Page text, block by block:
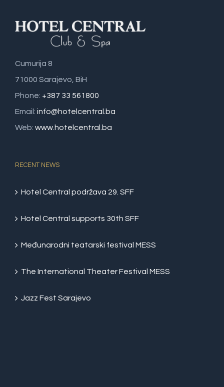
Cumurija 8
71000 Sarajevo, BiH
Phone: +387 33 561800
Email: info@hotelcentral.ba
Web: www.hotelcentral.ba
RECENT NEWS
Hotel Central podržava 29. SFF
Hotel Central supports 30th SFF
Međunarodni teatarski festival MESS
The International Theater Festival MESS
Jazz Fest Sarajevo